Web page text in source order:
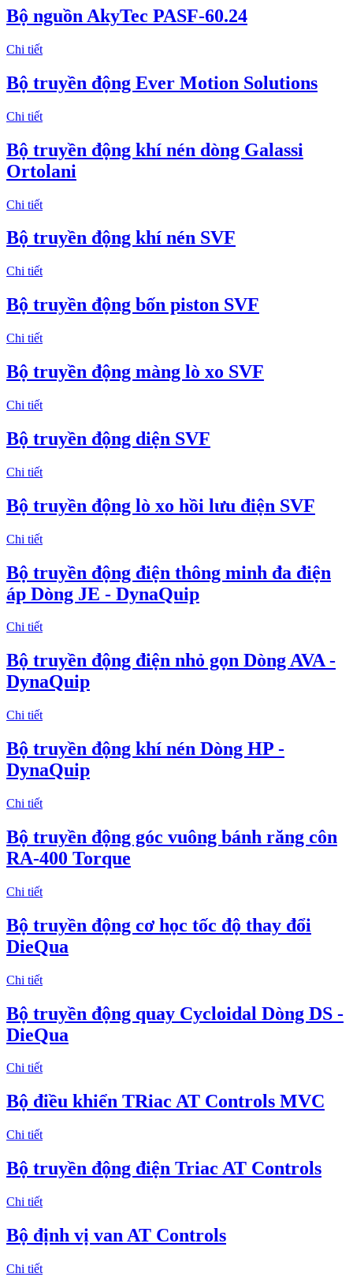
Bộ nguồn AkyTec PASF-60.24
Chi tiết
Bộ truyền động Ever Motion Solutions
Chi tiết
Bộ truyền động khí nén dòng Galassi
Ortolani
Chi tiết
Bộ truyền động khí nén SVF
Chi tiết
Bộ truyền động bốn piston SVF
Chi tiết
Bộ truyền động màng lò xo SVF
Chi tiết
Bộ truyền động diện SVF
Chi tiết
Bộ truyền động lò xo hồi lưu điện SVF
Chi tiết
Bộ truyền động điện thông minh đa điện
áp Dòng JE - DynaQuip
Chi tiết
Bộ truyền động điện nhỏ gọn Dòng AVA -
DynaQuip
Chi tiết
Bộ truyền động khí nén Dòng HP -
DynaQuip
Chi tiết
Bộ truyền động góc vuông bánh răng côn
RA-400 Torque
Chi tiết
Bộ truyền động cơ học tốc độ thay đổi
DieQua
Chi tiết
Bộ truyền động quay Cycloidal Dòng DS -
DieQua
Chi tiết
Bộ điều khiển TRiac AT Controls MVC
Chi tiết
Bộ truyền động điện Triac AT Controls
Chi tiết
Bộ định vị van AT Controls
Chi tiết